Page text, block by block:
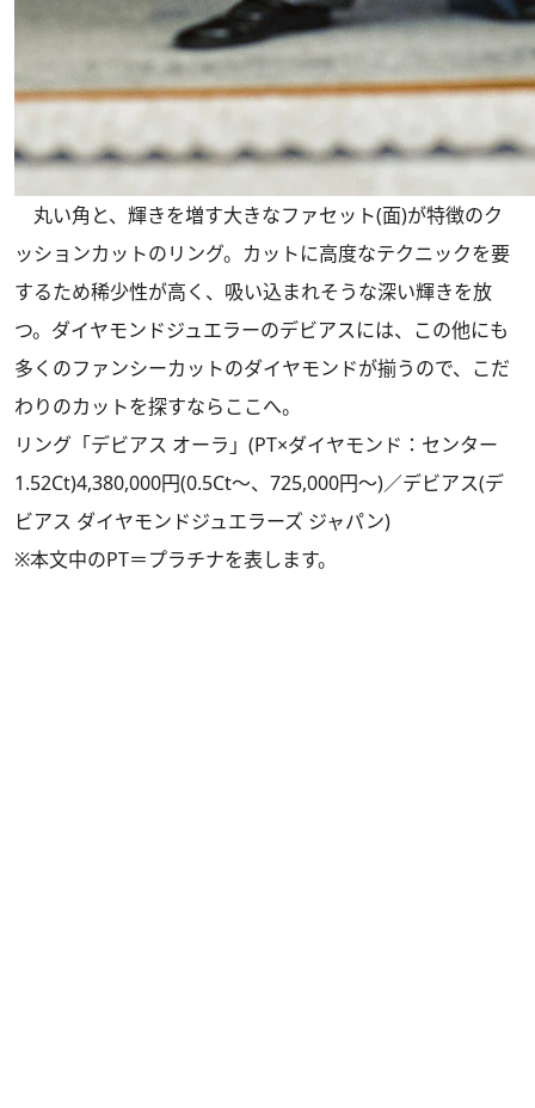
丸い角と、輝きを増す大きなファセット(面)が特徴のク
ッションカットのリング。カットに高度なテクニックを要
するため稀少性が高く、吸い込まれそうな深い輝きを放
つ。ダイヤモンドジュエラーのデビアスには、この他にも
多くのファンシーカットのダイヤモンドが揃うので、こだ
わりのカットを探すならここへ。
リング「デビアス オーラ」(PT×ダイヤモンド：センター
1.52Ct)4,380,000円(0.5Ct～、725,000円～)／デビアス(デ
ビアス ダイヤモンドジュエラーズ ジャパン)
※本文中のPT＝プラチナを表します。